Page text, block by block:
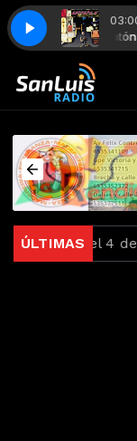
Maratón
Extreme -
Mau Música
ÚLTIMASdel 4 de